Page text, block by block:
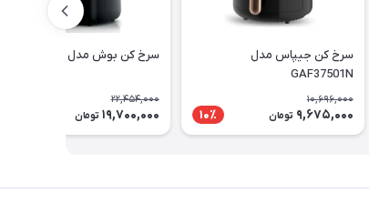
سرخ کن جیپاس مدل
GAF37501N
10,696,000
9,675,000 تومان 10٪
سرخ کن بوش مدل MAF462B0
22,454,000
19,700,000 تومان